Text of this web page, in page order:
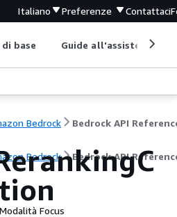
Italiano Preferenze Contattaci
base Guide all'assistenza
Bedrock Bedrock API
Bedrock Bedrock API
Modalità Focus